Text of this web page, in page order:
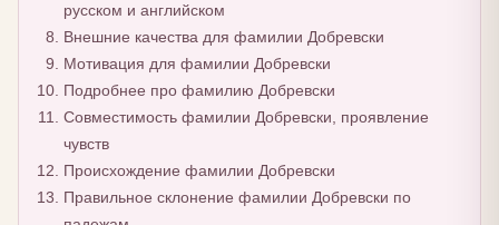
русском и английском
Внешние качества для фамилии Добревски
Мотивация для фамилии Добревски
Подробнее про фамилию Добревски
Совместимость фамилии Добревски, проявление
чувств
Происхождение фамилии Добревски
Правильное склонение фамилии Добревски по